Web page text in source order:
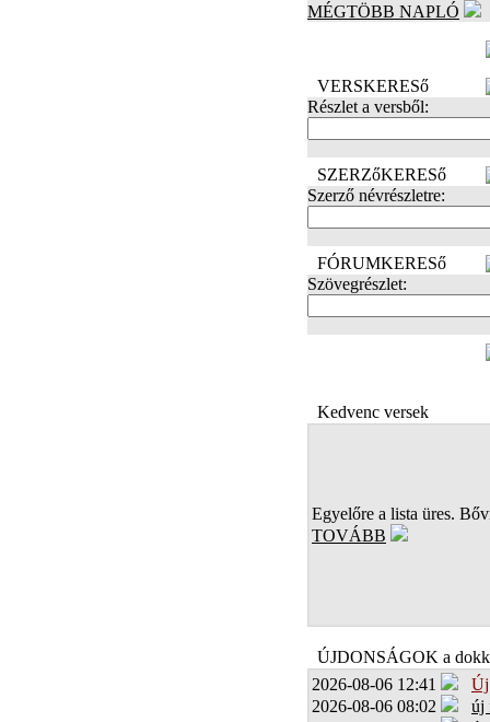
MÉGTÖBB NAPLÓ
VERSKERESő
Részlet a versből:
SZERZőKERESő
Szerző névrészletre:
FÓRUMKERESő
Szövegrészlet:
Kedvenc versek
Egyelőre a lista üres.
TOVÁBB
ÚJDONSÁGOK a
2026-08-06 12:41
Új
2026-08-06 08:02
új